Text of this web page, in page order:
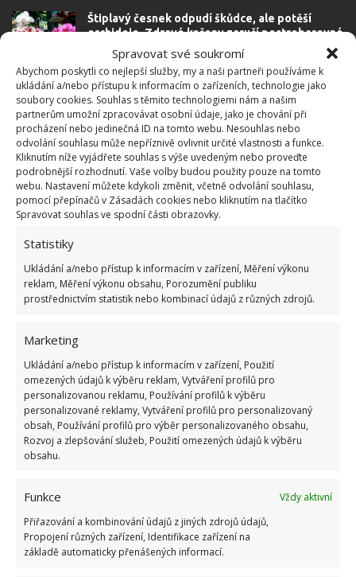
Spravovat své soukromí
Abychom poskytli co nejlepší služby, my a naši partneři používáme k
ukládání a/nebo přístupu k informacím o zařízeních, technologie jako
soubory cookies. Souhlas s těmito technologiemi nám a našim
partnerům umožní zpracovávat osobní údaje, jako je chování při
procházení nebo jedinečná ID na tomto webu. Nesouhlas nebo
odvolání souhlasu může nepříznivě ovlivnit určité vlastnosti a funkce.
Kliknutím níže vyjádřete souhlas s výše uvedeným nebo proveďte
podrobnější rozhodnutí. Vaše volby budou použity pouze na tomto
webu. Nastavení můžete kdykoli změnit, včetně odvolání souhlasu,
pomocí přepínačů v Zásadách cookies nebo kliknutím na tlačítko
Spravovat souhlas ve spodní části obrazovky.
Statistiky
Ukládání a/nebo přístup k informacím v zařízení, Měření výkonu
reklam, Měření výkonu obsahu, Porozumění publiku
prostřednictvím statistik nebo kombinací údajů z různých zdrojů.
Marketing
Ukládání a/nebo přístup k informacím v zařízení, Použití
omezených údajů k výběru reklam, Vytváření profilů pro
personalizovanou reklamu, Používání profilů k výběru
personalizované reklamy, Vytváření profilů pro personalizovaný
obsah, Používání profilů pro výběr personalizovaného obsahu,
Rozvoj a zlepšování služeb, Použití omezených údajů k výběru
obsahu.
Funkce
Vždy aktivní
Přiřazování a kombinování údajů z jiných zdrojů údajů,
Propojení různých zařízení, Identifikace zařízení na
základě automaticky přenášených informací.
Štiplavý česnek odpudí škůdce, ale potěší
orchideje. Zdravé kořeny zaručí pestrobarevné
16.4.2026 Rady a tipy
Zázvorový lék pro nemocnou orchidej. Rostlina
zanedlouho opět potěší novými květy
14.4.2026 Rady a tipy
1 2 … 7 »
OBLÍBENÉ ČLÁNKY
Pokuta až 10 000 Kč hrozí za nesprávné sekání i
nesekání trávy. Záleží i na prostředku a lokaci
1.6.2026
Kvíz na téma pionýrské tábory za socialismu:
Kdo je zažil, bez problému získá 12 ze 12 bodů
12.5.2026